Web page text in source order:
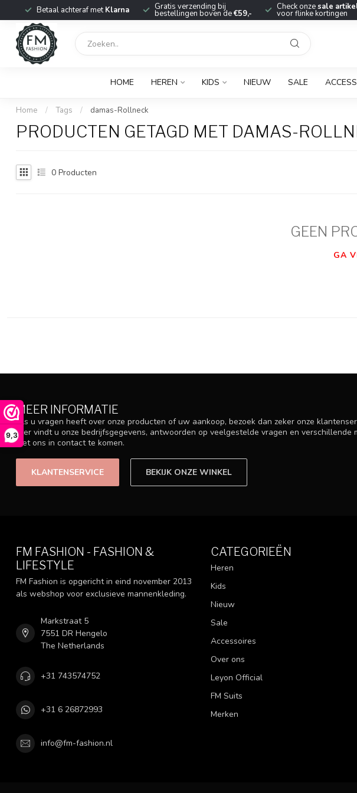
9,3
Betaal achteraf metKlarna Gratis verzending bij
bestellingen boven de€59,-
Check onzesale
voor flinke kortingen
HOME HEREN KIDS NIEUW SALE
Home / Tags / damas-Rollneck
PRODUCTEN GETAGD MET DAMAS-
0 Producten
GEEN
GA
MEER INFORMATIE
Als u vragen heeft over onze producten of uw aankoop, bezoek dan zeker onze
Hier vindt u onze bedrijfsgegevens, antwoorden op veelgestelde vragen en verschillende
met ons in contact te komen.
KLANTENSERVICE BEKIJK ONZE WINKEL
FM FASHION - FASHION &
LIFESTYLE
FM Fashion is opgericht in eind november 2013
als webshop voor exclusieve mannenkleding.
Markstraat 5
7551 DR Hengelo
The Netherlands
+31 743574752
+31 6 26872993
info@fm-fashion.nl
CATEGORIEËN
Heren
Kids
Nieuw
Sale
Accessoires
Over ons
Leyon Official
FM Suits
Merken